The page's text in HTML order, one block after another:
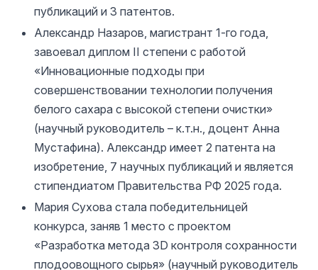
публикаций и 3 патентов.
Александр Назаров, магистрант 1-го года,
завоевал диплом II степени с работой
«Инновационные подходы при
совершенствовании технологии получения
белого сахара с высокой степени очистки»
(научный руководитель – к.т.н., доцент Анна
Мустафина). Александр имеет 2 патента на
изобретение, 7 научных публикаций и является
стипендиатом Правительства РФ 2025 года.
Мария Сухова стала победительницей
конкурса, заняв 1 место с проектом
«Разработка метода 3D контроля сохранности
плодоовощного сырья» (научный руководитель